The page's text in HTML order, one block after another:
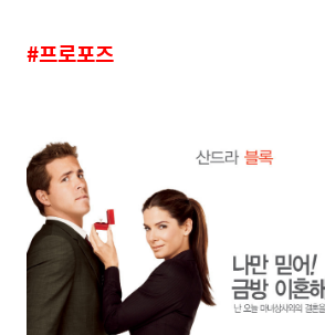
#프로포즈